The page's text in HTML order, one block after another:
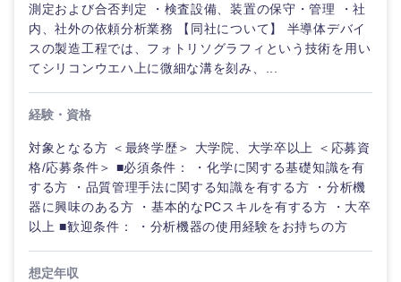
測定および合否判定 ・検査設備、装置の保守・管理 ・社
内、社外の依頼分析業務 【同社について】 半導体デバイ
スの製造工程では、フォトリソグラフィという技術を用い
てシリコンウエハ上に微細な溝を刻み、...
経験・資格
対象となる方 ＜最終学歴＞ 大学院、大学卒以上 ＜応募資
格/応募条件＞ ■必須条件： ・化学に関する基礎知識を有
する方 ・品質管理手法に関する知識を有する方 ・分析機
器に興味のある方 ・基本的なPCスキルを有する方 ・大卒
以上 ■歓迎条件： ・分析機器の使用経験をお持ちの方
想定年収